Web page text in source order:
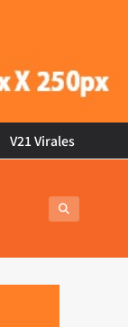
V21 Virales